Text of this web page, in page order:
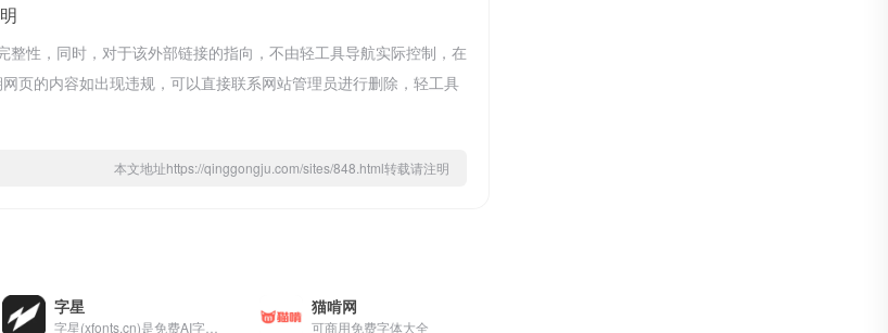
性，同时，对于该外部链接的指向，不由轻工具导航实际控制，在
页的内容如出现违规，可以直接联系网站管理员进行删除，轻工具
本文地址https://qinggongju.com/sites/848.html转载请注明
字星 猫啃网
可商用免费字体大全